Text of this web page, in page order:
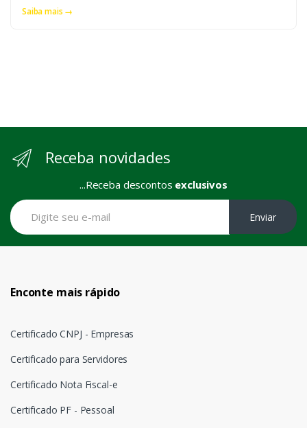
Saiba mais →
Receba novidades
...Receba descontos exclusivos
Enviar
Enconte mais rápido
Certificado CNPJ - Empresas
Certificado para Servidores
Certificado Nota Fiscal-e
Certificado PF - Pessoal